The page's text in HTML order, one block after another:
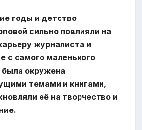
годы и детство
сильно повлияли на
журналиста и
с самого маленького
была окружена
темами и книгами,
её на творчество и